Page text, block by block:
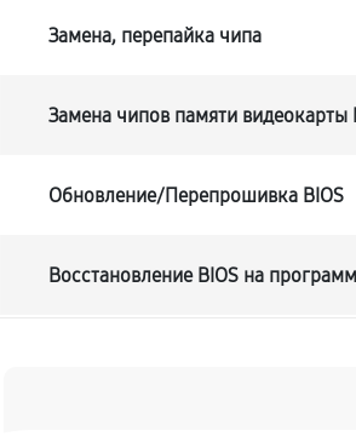
Замена, перепайка чипа
Замена чипов памяти видеокарты
Обновление/Перепрошивка BIOS
Восстановление BIOS на
Замена конденсатора